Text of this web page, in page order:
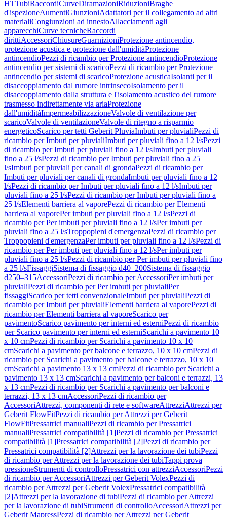
HTTubiRaccordiCurveDiramazioniRiduzioniBraghe
d'ispezioneAumentiGiunzioniAdattatori per il collegamento ad altri
materialiCongiunzioni ad innestoAllacciamenti agli
apparecchiCurve tecnicheRaccordi
dirittiAccessoriChiusureGuarnizioniProtezione antincendio,
protezione acustica e protezione dall'umiditàProtezione
antincendioPezzi di ricambio per Protezione antincendioProtezione
antincendio per sistemi di scaricoPezzi di ricambio per Protezione
antincendio per sistemi di scaricoProtezione acusticaIsolanti per il
disaccoppiamento dal rumore intrinsecoIsolamento per il
disaccoppiamento dalla struttura e l'isolamento acustico del rumore
trasmesso indirettamente via ariaProtezione
dall'umiditàImpermeabilizzazioneValvole di ventilazione per
scaricoValvole di ventilazioneValvole di ritegno a risparmio
energeticoScarico per tetti Geberit PluviaImbuti per pluvialiPezzi di
ricambio per Imbuti per pluvialiImbuti per pluviali fino a 12 l/sPezzi
di ricambio per Imbuti per pluviali fino a 12 l/sImbuti per pluviali
fino a 25 l/sPezzi di ricambio per Imbuti per pluviali fino a 25
l/sImbuti per pluviali per canali di grondaPezzi di ricambio per
Imbuti per pluviali per canali di grondaImbuti per pluviali fino a 12
l/sPezzi di ricambio per Imbuti per pluviali fino a 12 l/sImbuti per
pluviali fino a 25 l/sPezzi di ricambio per Imbuti per pluviali fino a
25 l/sElementi barriera al vaporePezzi di ricambio per Elementi
barriera al vaporePer imbuti per pluviali fino a 12 l/sPezzi di
ricambio per Per imbuti per pluviali fino a 12 l/sPer imbuti per
pluviali fino a 25 l/sTroppopieni d'emergenzaPezzi di ricambio per
Troppopieni d'emergenzaPer imbuti per pluviali fino a 12 l/sPezzi di
ricambio per Per imbuti per pluviali fino a 12 l/sPer imbuti per
pluviali fino a 25 l/sPezzi di ricambio per Per imbuti per pluviali fino
a 25 l/sFissaggiSistema di fissaggio d40–200Sistema di fissaggio
d250–315AccessoriPezzi di ricambio per AccessoriPer imbuti per
pluvialiPezzi di ricambio per Per imbuti per pluvialiPer
fissaggiScarico per tetti convenzionaleImbuti per pluvialiPezzi di
ricambio per Imbuti per pluvialiElementi barriera al vaporePezzi di
ricambio per Elementi barriera al vaporeScarico per
pavimentoScarico pavimento per interni ed esterniPezzi di ricambio
per Scarico pavimento per interni ed esterniScarichi a pavimento 10
x 10 cmPezzi di ricambio per Scarichi a pavimento 10 x 10
cmScarichi a pavimento per balcone e terrazzo, 10 x 10 cmPezzi di
ricambio per Scarichi a pavimento per balcone e terrazzo, 10 x 10
cmScarichi a pavimento 13 x 13 cmPezzi di ricambio per Scarichi a
pavimento 13 x 13 cmScarichi a pavimento per balconi e terrazzi, 13
x 13 cmPezzi di ricambio per Scarichi a pavimento per balconi e
terrazzi, 13 x 13 cmAccessoriPezzi di ricambio per
AccessoriAttrezzi, componenti di rete e softwareAttrezziAttrezzi per
Geberit FlowFitPezzi di ricambio per Attrezzi per Geberit
FlowFitPressatrici manualiPezzi di ricambio per Pressatrici
manualiPressatrici compatibilità [1]Pezzi di ricambio per Pressatrici
compatibilità [1]Pressatrici compatibilità [2]Pezzi di ricambio per
Pressatrici compatibilità [2]Attrezzi per la lavorazione dei tubiPezzi
di ricambio per Attrezzi per la lavorazione dei tubiTappi prova
pressioneStrumenti di controlloPressatrici con attrezziAccessoriPezzi
di ricambio per AccessoriAttrezzi per Geberit VolexPezzi di
ricambio per Attrezzi per Geberit VolexPressatrici compatibilità
[2]Attrezzi per la lavorazione di tubiPezzi di ricambio per Attrezzi
per la lavorazione di tubiStrumenti di controlloAccessoriAttrezzi per
Geberit MapressPezzi di ricambio per Attrezzi per Geberit